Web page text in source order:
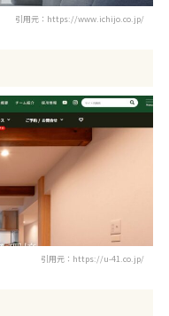
引用元：https://www.ichijo.co.jp/
引用元：https://u-41.co.jp/